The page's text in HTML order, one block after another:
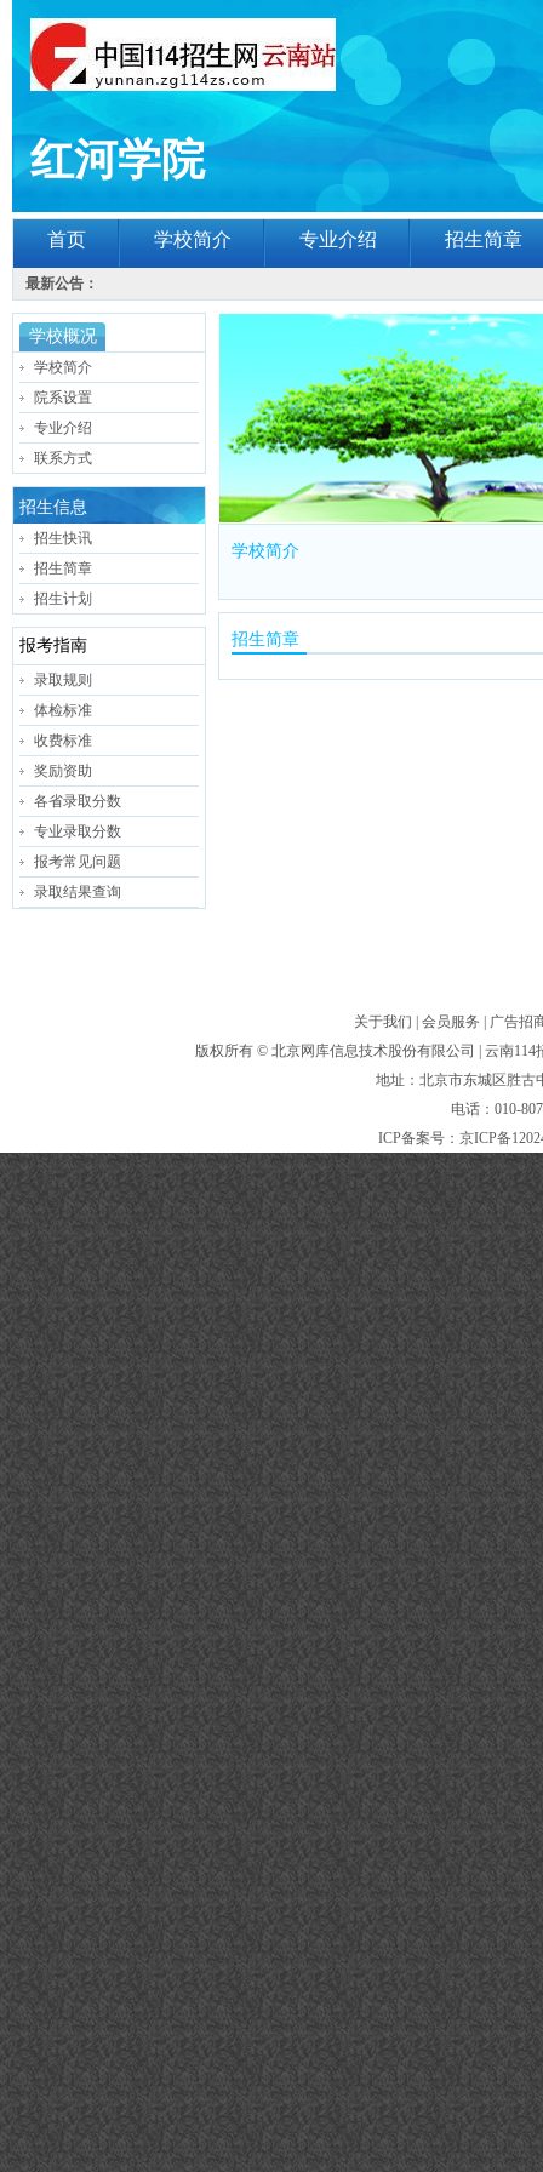
红河学院
首页 学校简介 专业介绍 招生简章
最新公告：
学校概况
学校简介
院系设置
专业介绍
联系方式
招生信息
招生快讯
招生简章
招生计划
报考指南
录取规则
体检标准
收费标准
奖励资助
各省录取分数
专业录取分数
报考常见问题
录取结果查询
学校简介
招生简章
关于我们 会员服务
广告招
版权所有 © 北京网库信息技术股份有限公司
| 云南
地址：北京市东城区胜
电话：010-
ICP备案号： 京ICP备